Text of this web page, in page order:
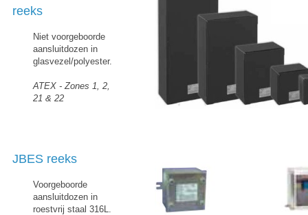
reeks
Niet voorgeboorde
aansluitdozen in
glasvezel/polyester.
ATEX - Zones 1, 2,
21 & 22
JBES reeks
Voorgeboorde
aansluitdozen in
roestvrij staal 316L.